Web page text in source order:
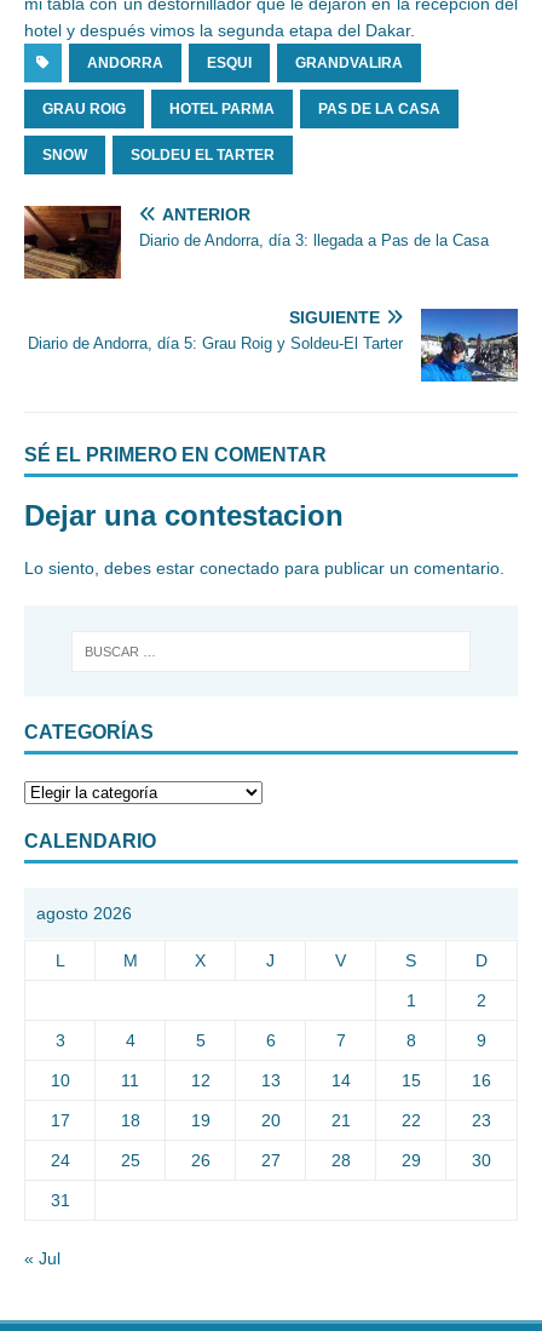
mi tabla con un destornillador que le dejaron en la recepción del
hotel y después vimos la segunda etapa del Dakar.
ANDORRA ESQUI GRANDVALIRA
GRAU ROIG HOTEL PARMA PAS DE LA CASA
SNOW SOLDEU EL TARTER
ANTERIOR
Diario de Andorra, día 3: llegada a Pas de la Casa
SIGUIENTE
Diario de Andorra, día 5: Grau Roig y Soldeu-El Tarter
SÉ EL PRIMERO EN COMENTAR
Dejar una contestacion
Lo siento, debes estar conectado para publicar un comentario.
CATEGORÍAS
CALENDARIO
agosto 2026
L M X J V S D
1 2
3 4 5 6 7 8 9
10 11 12 13 14 15 16
17 18 19 20 21 22 23
24 25 26 27 28 29 30
31
« Jul